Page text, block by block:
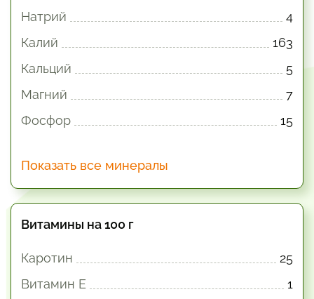
Натрий
4
Калий
163
Кальций
5
Магний
7
Фосфор
15
Показать все минералы
Витамины на 100 г
Каротин
25
Витамин E
1